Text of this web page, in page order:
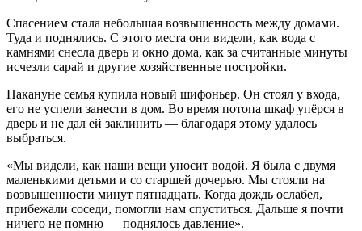
Спасением стала небольшая возвышенность между домами.
Туда и поднялись. С этого места они видели, как вода с
камнями снесла дверь и окно дома, как за считанные минуты
исчезли сарай и другие хозяйственные постройки.
Накануне семья купила новый шифоньер. Он стоял у входа,
его не успели занести в дом. Во время потопа шкаф упёрся в
дверь и не дал ей заклинить — благодаря этому удалось
выбраться.
«Мы видели, как наши вещи уносит водой. Я была с двумя
маленькими детьми и со старшей дочерью. Мы стояли на
возвышенности минут пятнадцать. Когда дождь ослабел,
прибежали соседи, помогли нам спуститься. Дальше я почти
ничего не помню — поднялось давление».